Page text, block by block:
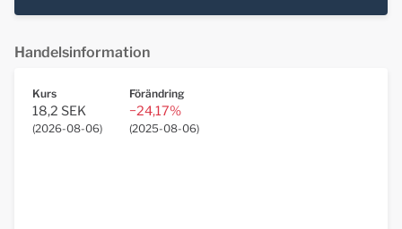
Handelsinformation
Kurs
18,2 SEK
(2026-08-06)
Förändring
−24,17%
(2025-08-06)